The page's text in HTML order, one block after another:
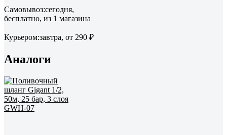
Самовывоз:сегодня,
бесплатно, из 1 магазина
Курьером:завтра, от 290 ₽
Аналоги